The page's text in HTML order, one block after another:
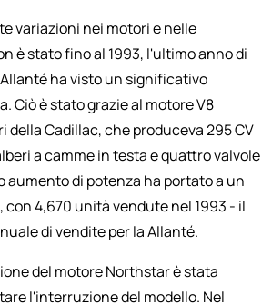
variazioni nei motori e nelle
è stato fino al 1993, l'ultimo anno di
ha visto un significativo
Ciò è stato grazie al motore V8
della Cadillac, che produceva 295 CV
a camme in testa e quattro valvole
aumento di potenza ha portato a un
4,670 unità vendute nel 1993 - il
di vendite per la Allanté.
del motore Northstar è stata
l'interruzione del modello. Nel